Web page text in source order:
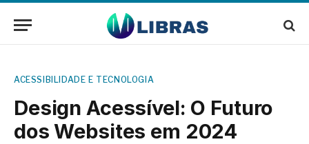
ACESSIBILIDADE E TECNOLOGIA
Design Acessível: O Futuro
dos Websites em 2024